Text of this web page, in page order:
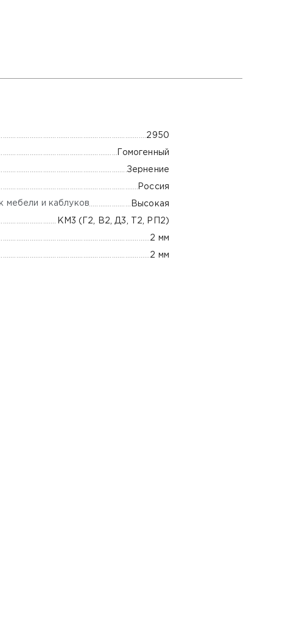
2950
Гомогенный
Зернение
Россия
мебели и каблуков Высокая
КМ3 (Г2, В2, Д3, Т2, РП2)
2 мм
2 мм